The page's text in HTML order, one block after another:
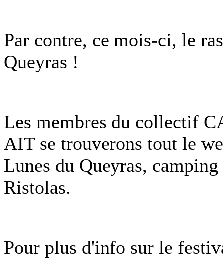
Par contre, ce mois-ci, le
Queyras !
Les membres du collectif
AIT se trouverons tout le
Lunes du Queyras,
Ristolas.
Pour plus d'info sur le